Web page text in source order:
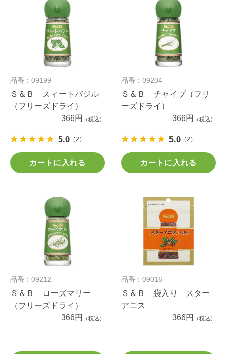
品番：09199
Ｓ＆Ｂ スィートバジル
（フリーズドライ）
366円
（税込）
5.0 （2）
カートに入れる
品番：09204
Ｓ＆Ｂ チャイブ（フリ
ーズドライ）
366円
（税込）
5.0 （2）
カートに入れる
品番：09212
Ｓ＆Ｂ ローズマリー
（フリーズドライ）
366円
（税込）
品番：09016
Ｓ＆Ｂ 袋入り スター
アニス
366円
（税込）